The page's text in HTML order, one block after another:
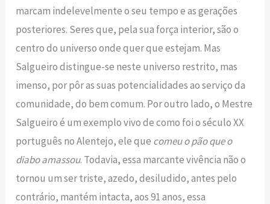
marcam indelevelmente o seu tempo e as gerações
posteriores. Seres que, pela sua força interior, são o
centro do universo onde quer que estejam. Mas
Salgueiro distingue-se neste universo restrito, mas
imenso, por pôr as suas potencialidades ao serviço da
comunidade, do bem comum. Por outro lado, o Mestre
Salgueiro é um exemplo vivo de como foi o século XX
português no Alentejo, ele que comeu o pão que o
diabo amassou. Todavia, essa marcante vivência não o
tornou um ser triste, azedo, desiludido, antes pelo
contrário, mantém intacta, aos 91 anos, essa